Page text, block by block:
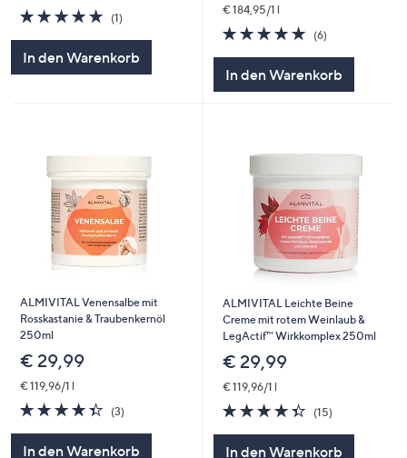
5.0
von
5
(1)
In den Warenkorb
€ 184,95/1 l
4.8
von
5
(6)
In den Warenkorb
ALMIVITAL Venensalbe mit
Rosskastanie & Traubenkernöl
250ml
€ 29,99
€ 119,96/1 l
4.3
von
5
(3)
In den Warenkorb
ALMIVITAL Leichte Beine
Creme mit rotem Weinlaub &
LegActif™ Wirkkomplex 250ml
€ 29,99
€ 119,96/1 l
4.3
von
5
(15)
In den Warenkorb